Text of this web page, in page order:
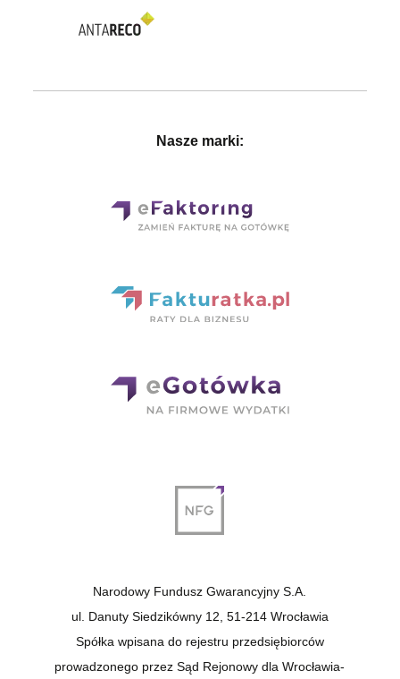
Nasze marki:
Narodowy Fundusz Gwarancyjny S.A.
ul. Danuty Siedzikówny 12, 51-214 Wrocławia
Spółka wpisana do rejestru przedsiębiorców
prowadzonego przez Sąd Rejonowy dla Wrocławia-